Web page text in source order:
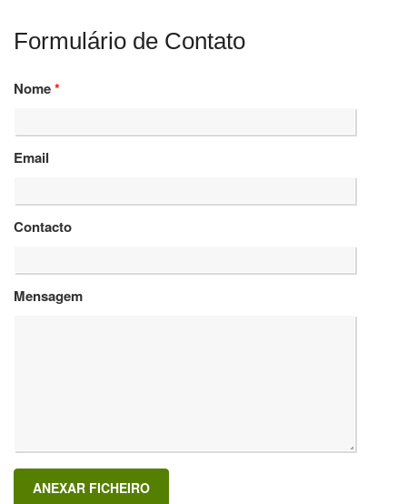
Formulário de Contato
Nome*
Email
Contacto
Mensagem
ANEXAR FICHEIRO